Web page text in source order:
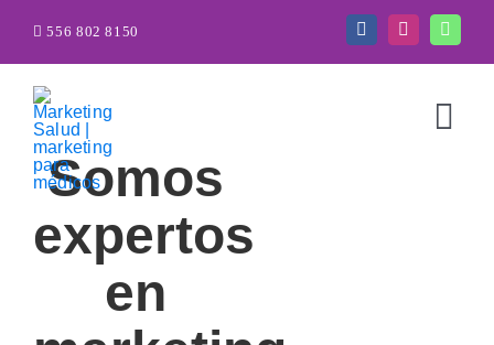
556 802 8150
Somos
expertos
en